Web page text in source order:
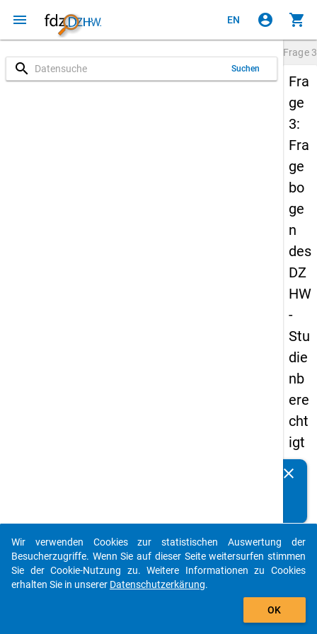
menu EN account_circle shopping_cart
search Suchen
Frage 3
Fra
ge
3:
Fra
ge
bo
ge
n
des
DZ
HW
-
Stu
die
nb
ere
cht
igt
en
s
20
12
clear
auto_stories
add_shopping_cart
Wir verwenden Cookies zur statistischen Auswertung der
Besucherzugriffe. Wenn Sie auf dieser Seite weitersurfen stimmen
Sie der Cookie-Nutzung zu. Weitere Informationen zu Cookies
erhalten Sie in unserer Datenschutzerkärung.
OK